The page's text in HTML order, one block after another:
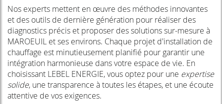
Nos experts mettent en œuvre des méthodes innovantes
et des outils de dernière génération pour réaliser des
diagnostics précis et proposer des solutions sur-mesure à
MAROEUIL et ses environs. Chaque projet d'installation de
chauffage est minutieusement planifié pour garantir une
intégration harmonieuse dans votre espace de vie. En
choisissant LEBEL ENERGIE, vous optez pour une expertise
solide, une transparence à toutes les étapes, et une écoute
attentive de vos exigences.